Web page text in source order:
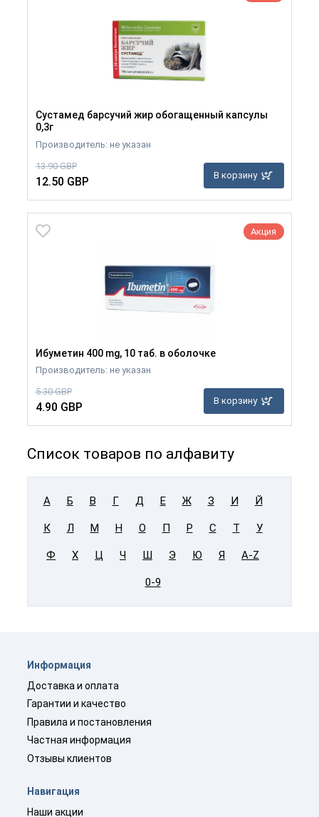
Сустамед барсучий жир обогащенный капсулы
0,3г
Производитель: не указан
13.90 GBP
12.50 GBP В корзину
Акция
Ибуметин 400 mg, 10 таб. в оболочке
Производитель: не указан
5.30 GBP
4.90 GBP В корзину
Список товаров по алфавиту
А Б В Г Д Е Ж З И Й
К Л М Н О П Р С Т У
Ф Х Ц Ч Ш Э Ю Я A-Z
0-9
Информация
Доставка и оплата
Гарантии и качество
Правила и постановления
Частная информация
Отзывы клиентов
Навигация
Наши акции